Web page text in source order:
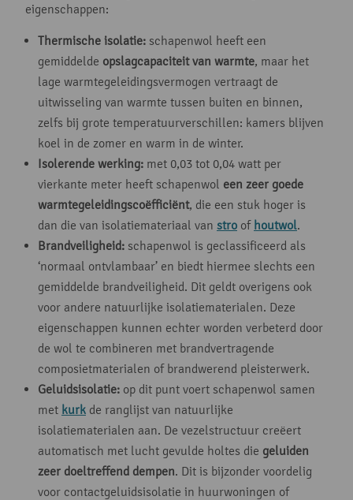
eigenschappen:
Thermische isolatie: schapenwol heeft een
gemiddelde opslagcapaciteit van warmte, maar het
lage warmtegeleidingsvermogen vertraagt de
uitwisseling van warmte tussen buiten en binnen,
zelfs bij grote temperatuurverschillen: kamers blijven
koel in de zomer en warm in de winter.
Isolerende werking: met 0,03 tot 0,04 watt per
vierkante meter heeft schapenwol een zeer goede
warmtegeleidingscoëfficiënt, die een stuk hoger is
dan die van isolatiemateriaal van stro of houtwol.
Brandveiligheid: schapenwol is geclassificeerd als
‘normaal ontvlambaar’ en biedt hiermee slechts een
gemiddelde brandveiligheid. Dit geldt overigens ook
voor andere natuurlijke isolatiematerialen. Deze
eigenschappen kunnen echter worden verbeterd door
de wol te combineren met brandvertragende
composietmaterialen of brandwerend pleisterwerk.
Geluidsisolatie: op dit punt voert schapenwol samen
met kurk de ranglijst van natuurlijke
isolatiematerialen aan. De vezelstructuur creëert
automatisch met lucht gevulde holtes die geluiden
zeer doeltreffend dempen. Dit is bijzonder voordelig
voor contactgeluidsisolatie in huurwoningen of